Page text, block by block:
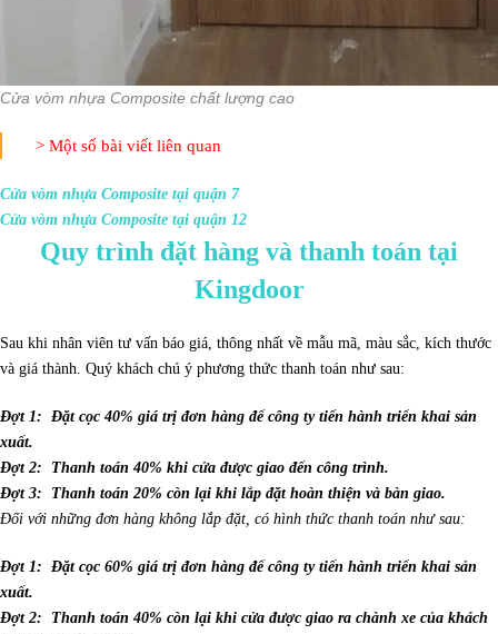
Cửa vòm nhựa Composite chất lượng cao
> Một số bài viết liên quan
Cửa vòm nhựa Composite tại quận 7
Cửa vòm nhựa Composite tại quận 12
Quy trình đặt hàng và thanh toán tại
Kingdoor
Sau khi nhân viên tư vấn báo giá, thông nhất về mẫu mã, màu sắc, kích thước
và giá thành. Quý khách chú ý phương thức thanh toán như sau:
Đợt 1: Đặt cọc 40% giá trị đơn hàng để công ty tiến hành triển khai sản
xuất.
Đợt 2: Thanh toán 40% khi cửa được giao đến công trình.
Đợt 3: Thanh toán 20% còn lại khi lắp đặt hoàn thiện và bàn giao.
Đối với những đơn hàng không lắp đặt, có hình thức thanh toán như sau:
Đợt 1: Đặt cọc 60% giá trị đơn hàng để công ty tiến hành triển khai sản
xuất.
Đợt 2: Thanh toán 40% còn lại khi cửa được giao ra chành xe của khách